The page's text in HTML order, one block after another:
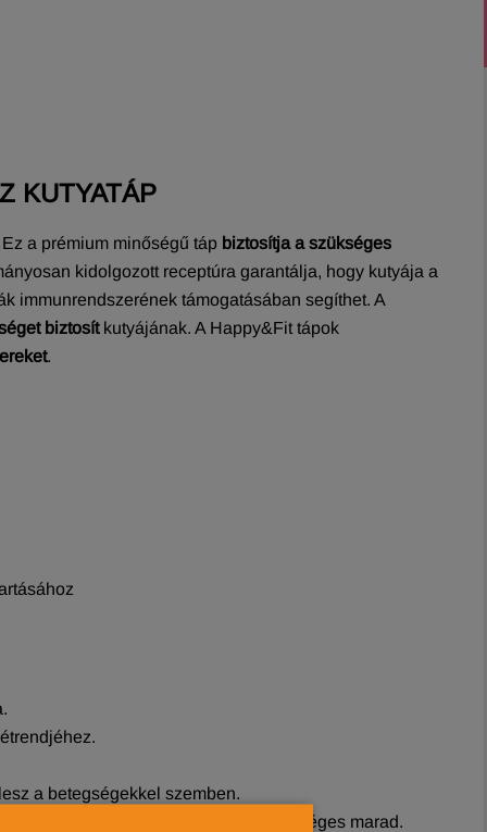
KUTYATÁP
Ez a prémium minőségű táp biztosítja a szükséges
kidolgozott receptúra garantálja, hogy kutyája a
immunrendszerének támogatásában segíthet. A
biztosít kutyájának. A Happy&Fit tápok
.
a betegségekkel szemben.
kedvence szőrzete fényes és egészséges marad.